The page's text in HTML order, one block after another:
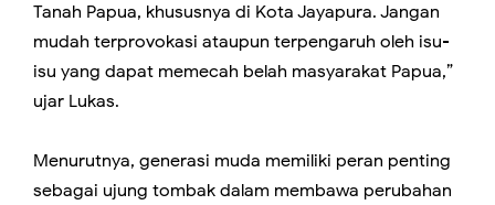
Tanah Papua, khususnya di Kota Jayapura. Jangan
mudah terprovokasi ataupun terpengaruh oleh isu-
isu yang dapat memecah belah masyarakat Papua,”
ujar Lukas.
Menurutnya, generasi muda memiliki peran penting
sebagai ujung tombak dalam membawa perubahan